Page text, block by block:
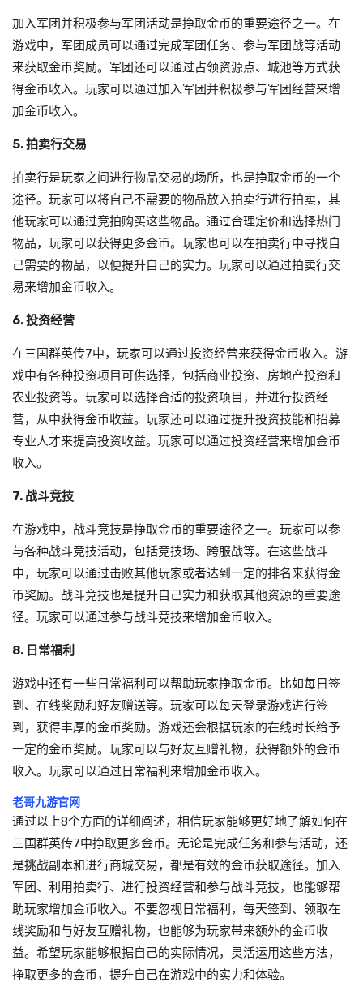
加入军团并积极参与军团活动是挣取金币的重要途径之一。在
游戏中，军团成员可以通过完成军团任务、参与军团战等活动
来获取金币奖励。军团还可以通过占领资源点、城池等方式获
得金币收入。玩家可以通过加入军团并积极参与军团经营来增
加金币收入。
5. 拍卖行交易
拍卖行是玩家之间进行物品交易的场所，也是挣取金币的一个
途径。玩家可以将自己不需要的物品放入拍卖行进行拍卖，其
他玩家可以通过竞拍购买这些物品。通过合理定价和选择热门
物品，玩家可以获得更多金币。玩家也可以在拍卖行中寻找自
己需要的物品，以便提升自己的实力。玩家可以通过拍卖行交
易来增加金币收入。
6. 投资经营
在三国群英传7中，玩家可以通过投资经营来获得金币收入。游
戏中有各种投资项目可供选择，包括商业投资、房地产投资和
农业投资等。玩家可以选择合适的投资项目，并进行投资经
营，从中获得金币收益。玩家还可以通过提升投资技能和招募
专业人才来提高投资收益。玩家可以通过投资经营来增加金币
收入。
7. 战斗竞技
在游戏中，战斗竞技是挣取金币的重要途径之一。玩家可以参
与各种战斗竞技活动，包括竞技场、跨服战等。在这些战斗
中，玩家可以通过击败其他玩家或者达到一定的排名来获得金
币奖励。战斗竞技也是提升自己实力和获取其他资源的重要途
径。玩家可以通过参与战斗竞技来增加金币收入。
8. 日常福利
游戏中还有一些日常福利可以帮助玩家挣取金币。比如每日签
到、在线奖励和好友赠送等。玩家可以每天登录游戏进行签
到，获得丰厚的金币奖励。游戏还会根据玩家的在线时长给予
一定的金币奖励。玩家可以与好友互赠礼物，获得额外的金币
收入。玩家可以通过日常福利来增加金币收入。
老哥九游官网
通过以上8个方面的详细阐述，相信玩家能够更好地了解如何在
三国群英传7中挣取更多金币。无论是完成任务和参与活动，还
是挑战副本和进行商城交易，都是有效的金币获取途径。加入
军团、利用拍卖行、进行投资经营和参与战斗竞技，也能够帮
助玩家增加金币收入。不要忽视日常福利，每天签到、领取在
线奖励和与好友互赠礼物，也能够为玩家带来额外的金币收
益。希望玩家能够根据自己的实际情况，灵活运用这些方法，
挣取更多的金币，提升自己在游戏中的实力和体验。